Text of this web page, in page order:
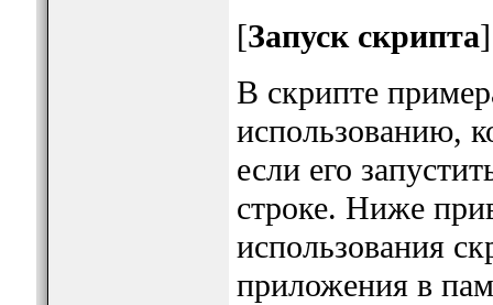
[Запуск скрипта]
В скрипте
использованию,
если его
строке. Ниже
использования
приложения в